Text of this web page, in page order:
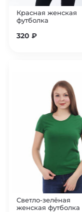
Красная женская
футболка
320 ₽
Светло-зелёная
женская футболка